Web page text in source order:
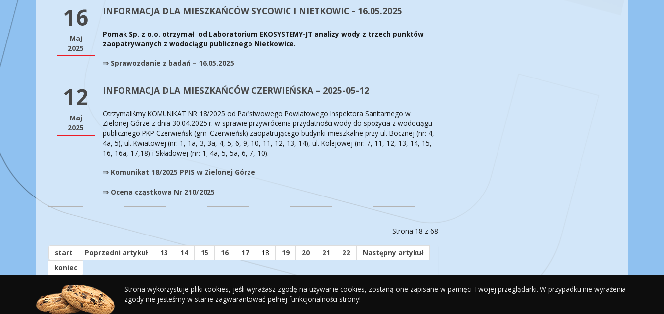
16
Maj
2025
INFORMACJA DLA MIESZKAŃCÓW SYCOWIC I NIETKOWIC - 16.05.2025
Pomak Sp. z o.o. otrzymał od Laboratorium EKOSYSTEMY-JT analizy wody z trzech punktów
zaopatrywanych z wodociągu publicznego Nietkowice.
⇒ Sprawozdanie z badań – 16.05.2025
12
Maj
2025
INFORMACJA DLA MIESZKAŃCÓW CZERWIEŃSKA – 2025-05-12
Otrzymaliśmy KOMUNIKAT NR 18/2025 od Państwowego Powiatowego Inspektora Sanitarnego w
Zielonej Górze z dnia 30.04.2025 r. w sprawie przywrócenia przydatności wody do spożycia z wodociągu
publicznego PKP Czerwieńsk (gm. Czerwieńsk) zaopatrującego budynki mieszkalne przy ul. Bocznej (nr: 4,
4a, 5), ul. Kwiatowej (nr: 1, 1a, 3, 3a, 4, 5, 6, 9, 10, 11, 12, 13, 14), ul. Kolejowej (nr: 7, 11, 12, 13, 14, 15,
16, 16a, 17,18) i Składowej (nr: 1, 4a, 5, 5a, 6, 7, 10).
⇒ Komunikat 18/2025 PPIS w Zielonej Górze
⇒ Ocena cząstkowa Nr 210/2025
Strona 18 z 68
start Poprzedni artykuł 13 14 15 16 17 18 19 20 21 22
Następny artykuł
koniec
Strona wykorzystuje pliki cookies, jeśli wyrażasz zgodę na używanie cookies, zostaną one zapisane w pamięci Twojej przeglądarki. W przypadku nie wyrażenia
zgody nie jesteśmy w stanie zagwarantować pełnej funkcjonalności strony!